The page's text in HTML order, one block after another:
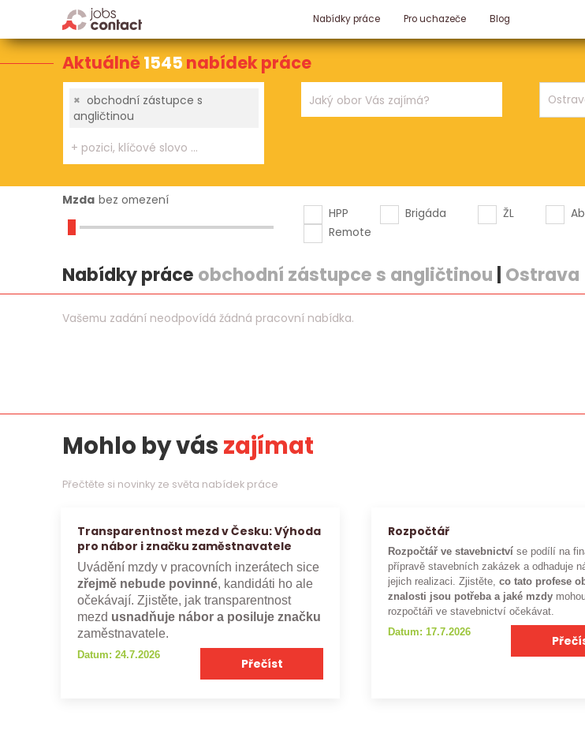
Nabídky práce Pro uchazeče Blog
Aktuálně1545 nabídek práce
× obchodní zástupce s
angličtinou
Mzda bez omezení
HPP
Brigáda ŽL
Remote
Nabídky práce obchodní zástupce s angličtinou Ostrava
Vašemu zadání neodpovídá žádná pracovní nabídka.
Mohlo by vászajímat
Přečtěte si novinky ze světa nabídek práce
Transparentnost mezd v Česku: Výhoda
pro nábor i značku zaměstnavatele
Uvádění mzdy v pracovních inzerátech sice
zřejmě nebude povinné, kandidáti ho ale
očekávají. Zjistěte, jak transparentnost
mezd usnadňuje nábor a posiluje značku
zaměstnavatele.
Datum: 24.7.2026
Přečíst
Rozpočtář
Rozpočtář ve stavebnictví se podílí na
přípravě stavebních zakázek a odhaduje
jejich realizaci. Zjistěte,co tato profese
znalosti jsou potřeba a jaké mzdy
rozpočtáři ve stavebnictví očekávat.
Datum: 17.7.2026